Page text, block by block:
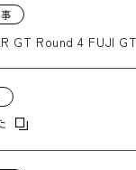
GT Round 4 FUJI